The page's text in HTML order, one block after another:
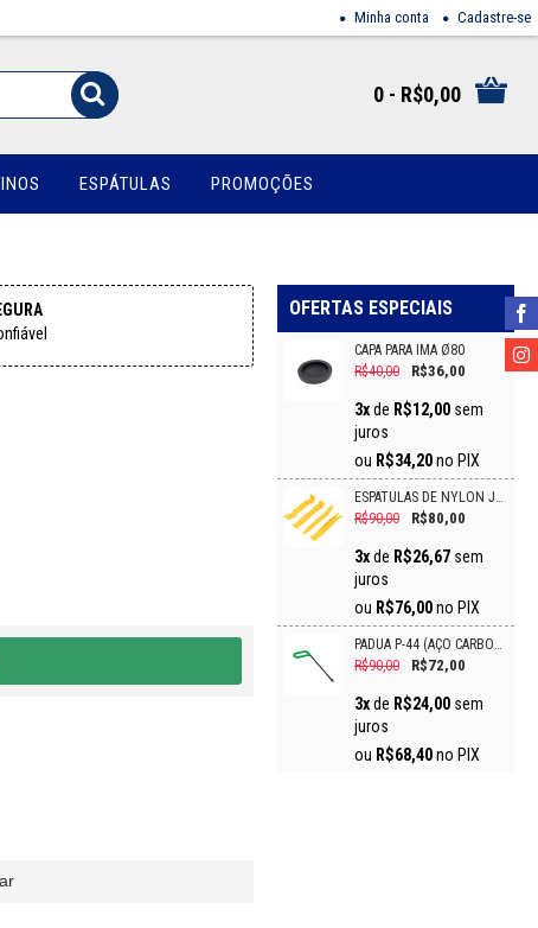
Minha conta Cadastre-se
0 - R$0,00
ESPÁTULAS PROMOÇÕES
OFERTAS ESPECIAIS
CAPA PARA IMÃ Ø80
R$40,00
R$36,00
3xde R$12,00 sem
juros
ou R$34,20no PIX
ESPÁTULAS DE NYLON JG C 4/PCS VONDER
R$90,00
R$80,00
3xde R$26,67 sem
juros
ou R$76,00no PIX
PÁDUA P-44 (AÇO CARBONO)
R$90,00
R$72,00
3xde R$24,00 sem
juros
ou R$68,40no PIX